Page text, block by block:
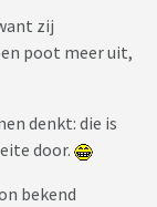
zij
poot meer uit,
denkt: die is
door.
bekend